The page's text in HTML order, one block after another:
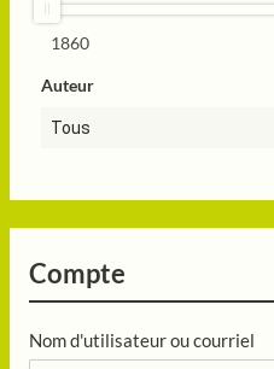
1860
Auteur
Tous
Compte
Nom d'utilisateur ou courriel